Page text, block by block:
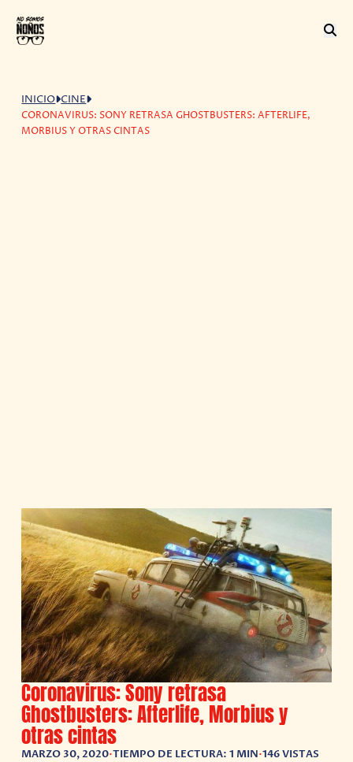
INICIO CINE
CORONAVIRUS: SONY RETRASA GHOSTBUSTERS: AFTERLIFE,
MORBIUS Y OTRAS CINTAS
Coronavirus: Sony retrasa
Ghostbusters: Afterlife, Morbius y
otras cintas
MARZO 30, 2020•TIEMPO DE LECTURA: 1 MIN•146 VISTAS